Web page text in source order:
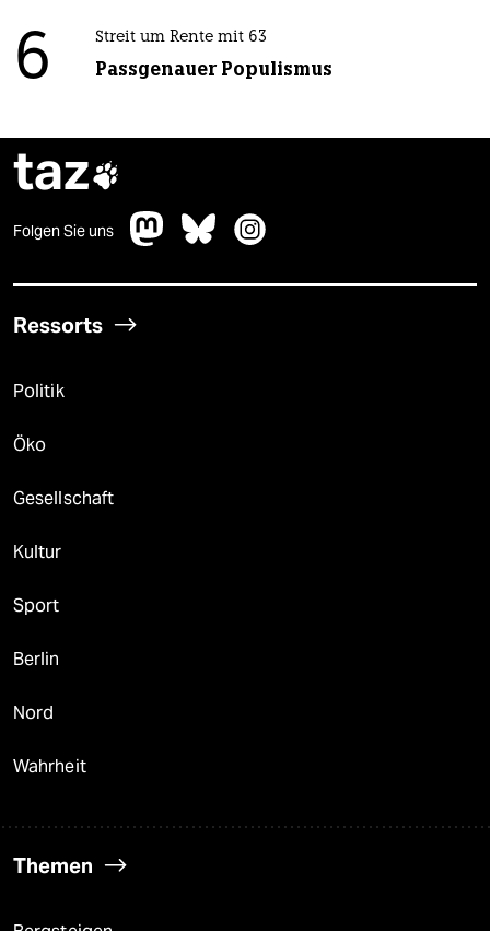
6 Streit um Rente mit 63
Passgenauer Populismus
taz
Folgen Sie uns
Ressorts
Politik
Öko
Gesellschaft
Kultur
Sport
Berlin
Nord
Wahrheit
Themen